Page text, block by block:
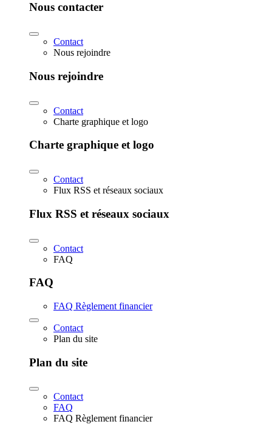
Nous contacter
Contact
Nous rejoindre
Nous rejoindre
Contact
Charte graphique et logo
Charte graphique et logo
Contact
Flux RSS et réseaux sociaux
Flux RSS et réseaux sociaux
Contact
FAQ
FAQ
FAQ Règlement financier
Contact
Plan du site
Plan du site
Contact
FAQ
FAQ Règlement financier